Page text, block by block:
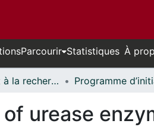
Parcourir Statistiques À
Vice-rectorat à la recherche // Office of the V-P, Research
urease